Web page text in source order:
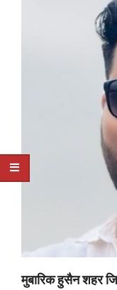
मुबारिक हुसैन शहर